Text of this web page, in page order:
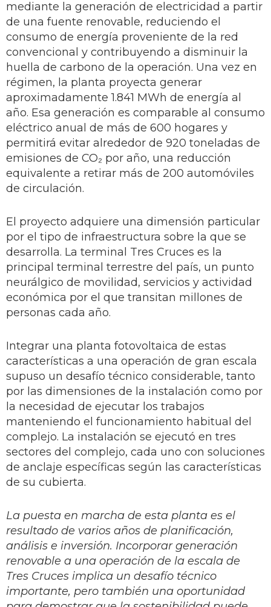
mediante la generación de electricidad a partir
de una fuente renovable, reduciendo el
consumo de energía proveniente de la red
convencional y contribuyendo a disminuir la
huella de carbono de la operación. Una vez en
régimen, la planta proyecta generar
aproximadamente 1.841 MWh de energía al
año. Esa generación es comparable al consumo
eléctrico anual de más de 600 hogares y
permitirá evitar alrededor de 920 toneladas de
emisiones de CO₂ por año, una reducción
equivalente a retirar más de 200 automóviles
de circulación.
El proyecto adquiere una dimensión particular
por el tipo de infraestructura sobre la que se
desarrolla. La terminal Tres Cruces es la
principal terminal terrestre del país, un punto
neurálgico de movilidad, servicios y actividad
económica por el que transitan millones de
personas cada año.
Integrar una planta fotovoltaica de estas
características a una operación de gran escala
supuso un desafío técnico considerable, tanto
por las dimensiones de la instalación como por
la necesidad de ejecutar los trabajos
manteniendo el funcionamiento habitual del
complejo. La instalación se ejecutó en tres
sectores del complejo, cada uno con soluciones
de anclaje específicas según las características
de su cubierta.
La puesta en marcha de esta planta es el
resultado de varios años de planificación,
análisis e inversión. Incorporar generación
renovable a una operación de la escala de
Tres Cruces implica un desafío técnico
importante, pero también una oportunidad